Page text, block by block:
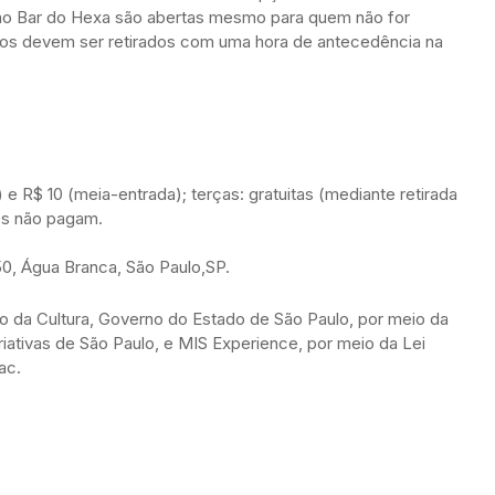
Bar do Hexa são abertas mesmo para quem não for
devem ser retirados com uma hora de antecedência na
R$ 10 (meia-entrada); terças: gratuitas (mediante retirada
não pagam.
Água Branca, São Paulo,SP.
Cultura, Governo do Estado de São Paulo, por meio da
de São Paulo, e MIS Experience, por meio da Lei